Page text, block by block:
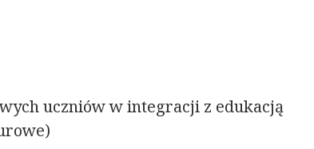
uczniów w integracji z edukacją